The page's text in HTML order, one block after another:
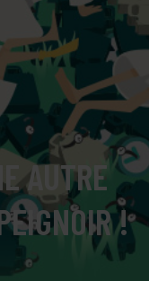
AUTRE
!